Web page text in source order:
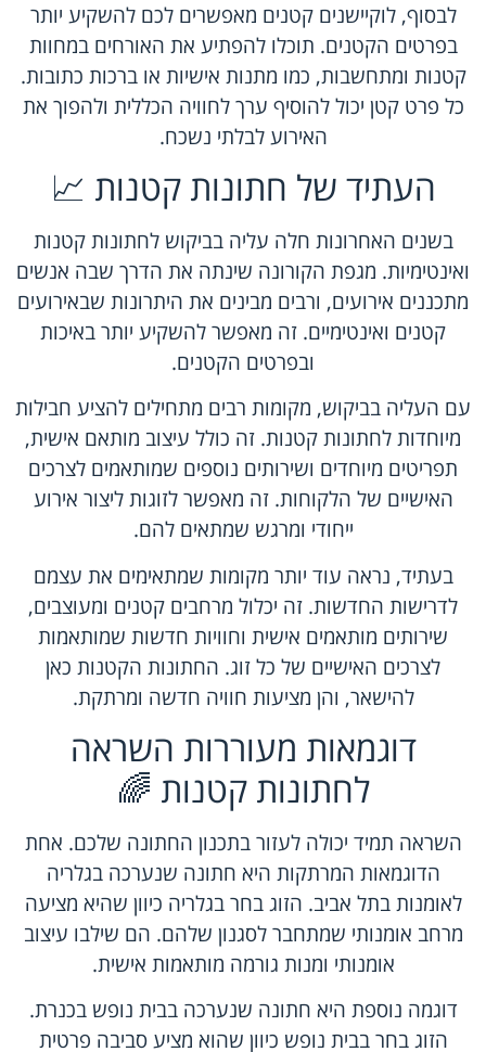
לבסוף, לוקיישנים קטנים מאפשרים לכם להשקיע יותר
בפרטים הקטנים. תוכלו להפתיע את האורחים במחוות
קטנות ומתחשבות, כמו מתנות אישיות או ברכות כתובות.
כל פרט קטן יכול להוסיף ערך לחוויה הכללית ולהפוך את
האירוע לבלתי נשכח.
העתיד של חתונות קטנות 📈
בשנים האחרונות חלה עליה בביקוש לחתונות קטנות
ואינטימיות. מגפת הקורונה שינתה את הדרך שבה אנשים
מתכננים אירועים, ורבים מבינים את היתרונות שבאירועים
קטנים ואינטימיים. זה מאפשר להשקיע יותר באיכות
ובפרטים הקטנים.
עם העליה בביקוש, מקומות רבים מתחילים להציע חבילות
מיוחדות לחתונות קטנות. זה כולל עיצוב מותאם אישית,
תפריטים מיוחדים ושירותים נוספים שמותאמים לצרכים
האישיים של הלקוחות. זה מאפשר לזוגות ליצור אירוע
ייחודי ומרגש שמתאים להם.
בעתיד, נראה עוד יותר מקומות שמתאימים את עצמם
לדרישות החדשות. זה יכלול מרחבים קטנים ומעוצבים,
שירותים מותאמים אישית וחוויות חדשות שמותאמות
לצרכים האישיים של כל זוג. החתונות הקטנות כאן
להישאר, והן מציעות חוויה חדשה ומרתקת.
דוגמאות מעוררות השראה
לחתונות קטנות 🌈
השראה תמיד יכולה לעזור בתכנון החתונה שלכם. אחת
הדוגמאות המרתקות היא חתונה שנערכה בגלריה
לאומנות בתל אביב. הזוג בחר בגלריה כיוון שהיא מציעה
מרחב אומנותי שמתחבר לסגנון שלהם. הם שילבו עיצוב
אומנותי ומנות גורמה מותאמות אישית.
דוגמה נוספת היא חתונה שנערכה בבית נופש בכנרת.
הזוג בחר בבית נופש כיוון שהוא מציע סביבה פרטית